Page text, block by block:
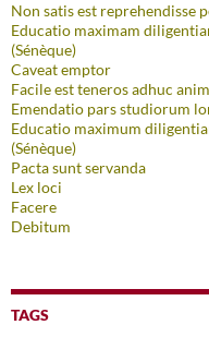
Non satis est reprehendisse
Educatio maximam
(Sénèque)
Caveat emptor
Facile est teneros adhuc
Emendatio pars studiorum
Educatio maximum
(Sénèque)
Pacta sunt servanda
Lex loci
Facere
Debitum
TAGS